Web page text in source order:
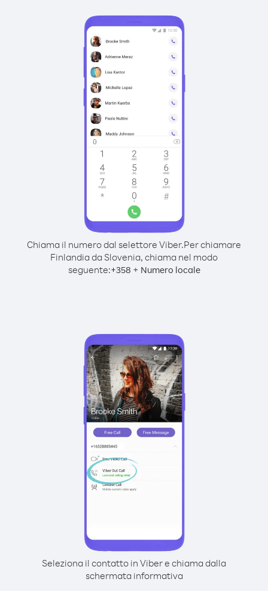
Chiama il numero dal selettore Viber.Per chiamare
Finlandia da Slovenia, chiama nel modo
seguente:+358 + Numero locale
Seleziona il contatto in Viber e chiama dalla
schermata informativa